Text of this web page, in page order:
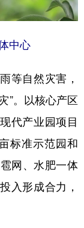
中心
自然灾害，
”。以核心产区
代产业园项目
标准示范园和
网、水肥一体
入形成合力，